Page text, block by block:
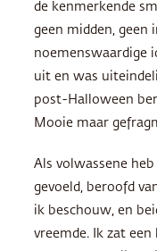
de kenmerkende
geen midden, geen
noemenswaardige
uit en was
post-Halloween
Mooie maar
Als volwassene
gevoeld, beroofd
ik beschouw, en
vreemde. Ik zat een